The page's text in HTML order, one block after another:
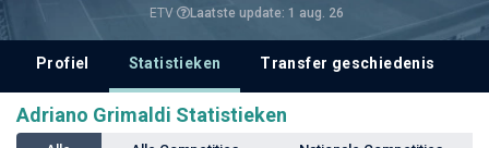
ETV Laatste update: 1 aug. 26
Profiel Statistieken Transfer geschiedenis
Adriano Grimaldi Statistieken